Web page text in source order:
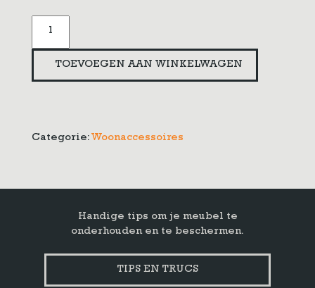
Cupcake
aantalTOEVOEGEN AAN WINKELWAGEN
Categorie: Woonaccessoires
Handige tips om je meubel te
onderhouden en te beschermen.
TIPS EN TRUCS